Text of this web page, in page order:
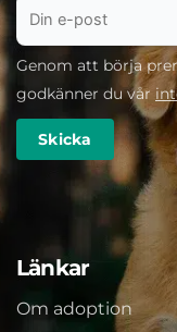
Länkar
Om adoption
Genom att börja
godkänner du vår